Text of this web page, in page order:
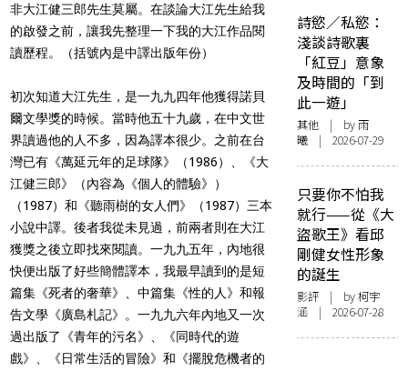
非大江健三郎先生莫屬。在談論大江先生給我
的啟發之前，讓我先整理一下我的大江作品閱
讀歷程。（括號內是中譯出版年份）
初次知道大江先生，是一九九四年他獲得諾貝
爾文學獎的時候。當時他五十九歲，在中文世
界讀過他的人不多，因為譯本很少。之前在台
灣已有《萬延元年的足球隊》（1986）、《大
江健三郎》（內容為《個人的體驗》）
（1987）和《聽雨樹的女人們》（1987）三本
小說中譯。後者我從未見過，前兩者則在大江
獲獎之後立即找來閱讀。一九九五年，內地很
快便出版了好些簡體譯本，我最早讀到的是短
篇集《死者的奢華》、中篇集《性的人》和報
告文學《廣島札記》。一九九六年內地又一次
過出版了《青年的污名》、《同時代的遊
戲》、《日常生活的冒險》和《擺脫危機者的
詩慾／私慾：
淺談詩歌裏
「紅豆」意象
及時間的「到
此一遊」
其他 | by 雨
曦 | 2026-07-29
只要你不怕我
就行——從《大
盜歌王》看邱
剛健女性形象
的誕生
影評 | by 柯宇
涵 | 2026-07-28